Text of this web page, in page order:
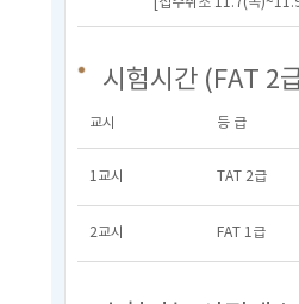
시험시간 (FAT 2
교시 등 급
1교시 TAT 2급
2교시 FAT 1급